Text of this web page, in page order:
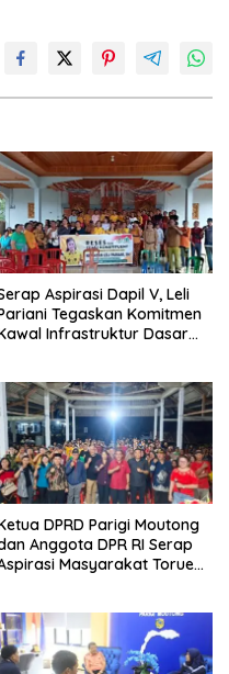
Aspirasi Dapil V, Leli
Tegaskan Komitmen
Infrastruktur Dasar
DPRD Parigi Moutong
Anggota DPR RI Serap
Masyarakat Torue